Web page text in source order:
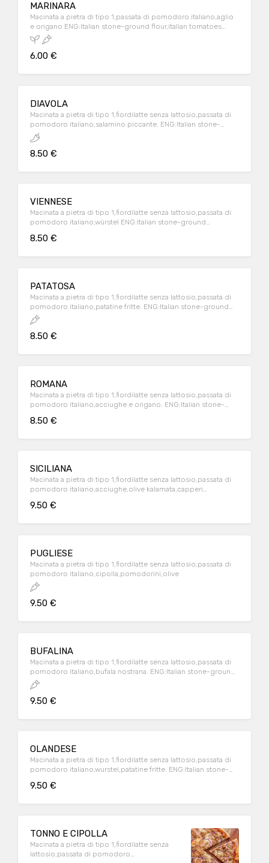
MARINARA
Macinata a pietra di tipo 1,passata di pomodoro italiano,aglio
e origano ENG:Italian stone-ground flour,italian tomatoes
souce
6.00 €
DIAVOLA
Macinata a pietra di tipo 1,fiordilatte senza lattosio,passata di
pomodoro italiano,salamino piccante. ENG:Italian stone-
ground flour,lactose-free italian milk mozzarella,italian
tomatoes souce.
8.50 €
VIENNESE
Macinata a pietra di tipo 1,fiordilatte senza lattosio,passata di
pomodoro italiano,würstel ENG:Italian stone-ground
source,hot dog
8.50 €
PATATOSA
Macinata a pietra di tipo 1,fiordilatte senza lattosio,passata di
pomodoro italiano,patatine fritte. ENG:Italian stone-ground
flour,lactose-free italian milk mozzarella,italian tomatoes
source ,french fries
8.50 €
ROMANA
Macinata a pietra di tipo 1,fiordilatte senza lattosio,passata di
pomodoro italiano,acciughe e origano. ENG:Italian stone-
tomatoes source ,anchovies
8.50 €
SICILIANA
Macinata a pietra di tipo 1,fiordilatte senza lattosio,passata di
pomodoro italiano,acciughe,olive kalamata,capperi
mozzarella,italian tomatoes source ,anchovies,olives
9.50 €
PUGLIESE
Macinata a pietra di tipo 1,fiordilatte senza lattosio,passata di
pomodoro italiano,cipolla,pomodorini,olive
9.50 €
BUFALINA
Macinata a pietra di tipo 1,fiordilatte senza lattosio,passata di
pomodoro italiano,bufala nostrana. ENG:Italian stone-ground
flour,lactose-free italian milk mozzarella,italian tomatoes
source ,local buffalo mozzarella
9.50 €
OLANDESE
Macinata a pietra di tipo 1,fiordilatte senza lattosio,passata di
pomodoro italiano,wurstel,patatine fritte. ENG:Italian stone-
tomatoes source ,hot dog,french fries
9.50 €
TONNO E CIPOLLA
Macinata a pietra di tipo 1,fiordilatte senza
lattosio,passata di pomodoro